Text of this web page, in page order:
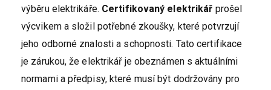
výběru elektrikáře. Certifikovaný elektrikář prošel
výcvikem a složil potřebné zkoušky, které potvrzují
jeho odborné znalosti a schopnosti. Tato certifikace
je zárukou, že elektrikář je obeznámen s aktuálními
normami a předpisy, které musí být dodržovány pro